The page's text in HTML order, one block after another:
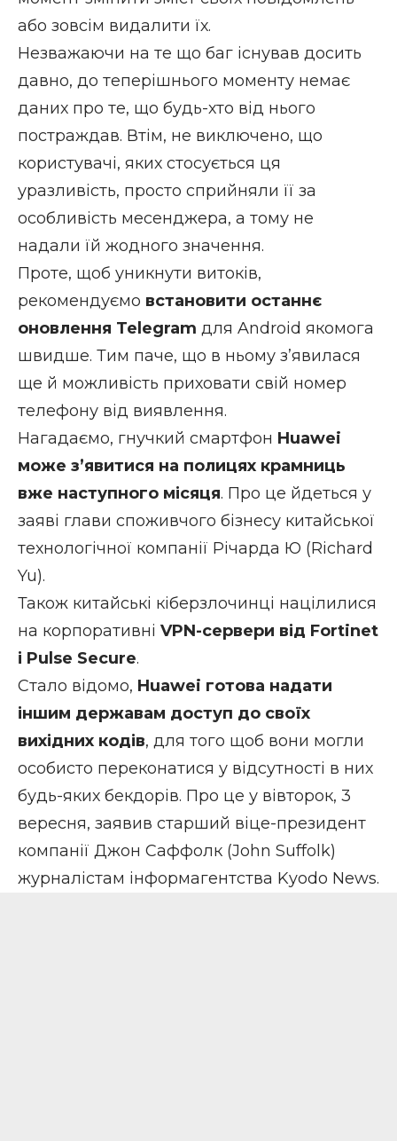
або зовсім видалити їх.
Незважаючи на те що баг існував досить
давно, до теперішнього моменту немає
даних про те, що будь-хто від нього
постраждав. Втім, не виключено, що
користувачі, яких стосується ця
уразливість, просто сприйняли її за
особливість месенджера, а тому не
надали їй жодного значення.
Проте, щоб уникнути витоків,
рекомендуємо встановити останнє
оновлення Telegram для Android якомога
швидше. Тим паче, що в ньому з’явилася
ще й можливість приховати свій номер
телефону від виявлення.
Нагадаємо, гнучкий смартфон Huawei
може з’явитися на полицях крамниць
вже наступного місяця. Про це йдеться у
заяві глави споживчого бізнесу китайської
технологічної компанії Річарда Ю (Richard
Yu).
Також китайські кіберзлочинці націлилися
на корпоративні VPN-сервери від Fortinet
і Pulse Secure.
Стало відомо, Huawei готова надати
іншим державам доступ до своїх
вихідних кодів, для того щоб вони могли
особисто переконатися у відсутності в них
будь-яких бекдорів. Про це у вівторок, 3
вересня, заявив старший віце-президент
компанії Джон Саффолк (John Suffolk)
журналістам інформагентства Kyodo News.